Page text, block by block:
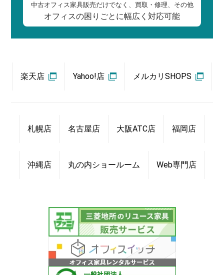
中古オフィス家具販売だけでなく、 買取 ・ 修理 その他
オフィスの困りごとに幅広く 対応可能
楽天店 Yahoo!店 メルカリSHOPS
札幌店 名古屋店 大阪ATC店 福岡店
沖縄店 丸の内ショールーム Web専門店